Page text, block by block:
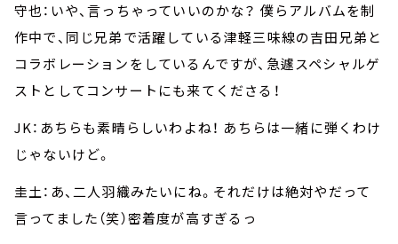
守也：いや、言っちゃっていいのかな？ 僕らアルバムを制
作中で、同じ兄弟で活躍している津軽三味線の吉田兄弟と
コラボレーションをしているんですが、急遽スペシャルゲ
ストとしてコンサートにも来てくださる！
JK：あちらも素晴らしいわよね！ あちらは一緒に弾くわけ
じゃないけど。
圭土：あ、二人羽織みたいにね。それだけは絶対やだって
言ってました（笑）密着度が高すぎるっ